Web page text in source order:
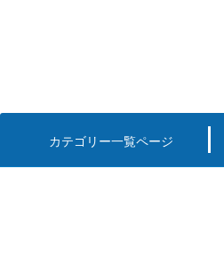
へ
カテゴリー一覧ページ